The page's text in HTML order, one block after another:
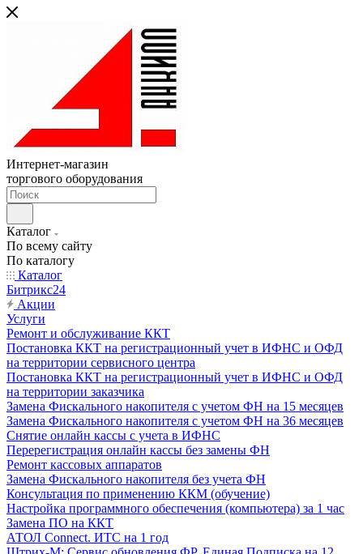
Интернет-магазин
торгового оборудования
Каталог
По всему сайту
По каталогу
Каталог
Битрикс24
Акции
Услуги
Ремонт и обслуживание ККТ
Постановка ККТ на регистрационный учет в ИФНС и ОФД
на территории сервисного центра
Постановка ККТ на регистрационный учет в ИФНС и ОФД
на территории заказчика
Замена Фискального накопителя с учетом ФН на 15 месяцев
Замена Фискального накопителя с учетом ФН на 36 месяцев
Снятие онлайн кассы с учета в ИФНС
Перерегистрация онлайн кассы без замены ФН
Ремонт кассовых аппаратов
Замена Фискального накопителя без учета ФН
Консультация по применению ККМ (обучение)
Настройка программного обеспечения (компьютера) за 1 час
Замена ПО на ККТ
АТОЛ Connect. ИТС на 1 год